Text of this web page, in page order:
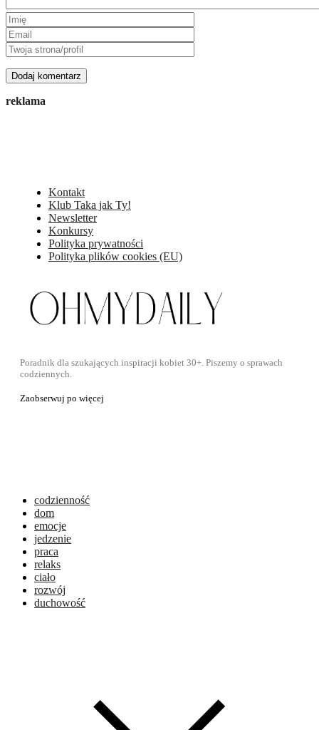
reklama
Kontakt
Klub Taka jak Ty!
Newsletter
Konkursy
Polityka prywatności
Polityka plików cookies (EU)
Poradnik dla szukających inspiracji kobiet 30+. Piszemy o sprawach
codziennych.
Zaobserwuj po więcej
codzienność
dom
emocje
jedzenie
praca
relaks
ciało
rozwój
duchowość